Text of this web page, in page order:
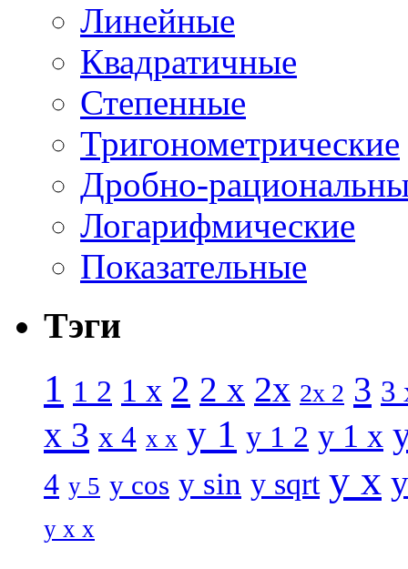
Линейные
Квадратичные
Степенные
Тригонометрические
Дробно-
Логарифмические
Показательные
Тэги
1 1 2 1 x 2 2 x 2x 2x 2 3 3
x 3 x 4 x x y 1 y 1 2 y 1 x
4 y 5 y cos y sin y sqrt y x
y x x